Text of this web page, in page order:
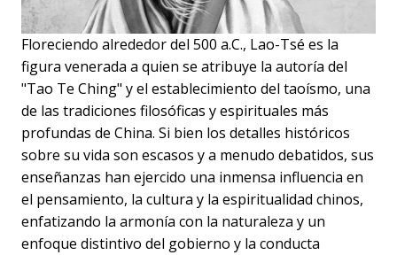
Floreciendo alrededor del 500 a.C., Lao-Tsé es la
figura venerada a quien se atribuye la autoría del
"Tao Te Ching" y el establecimiento del taoísmo, una
de las tradiciones filosóficas y espirituales más
profundas de China. Si bien los detalles históricos
sobre su vida son escasos y a menudo debatidos, sus
enseñanzas han ejercido una inmensa influencia en
el pensamiento, la cultura y la espiritualidad chinos,
enfatizando la armonía con la naturaleza y un
enfoque distintivo del gobierno y la conducta